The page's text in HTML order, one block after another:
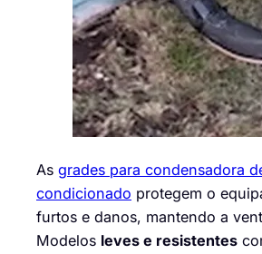
As grades para condensadora
condicionado protegem o
furtos e danos, mantendo a
Modelos leves e resistentes